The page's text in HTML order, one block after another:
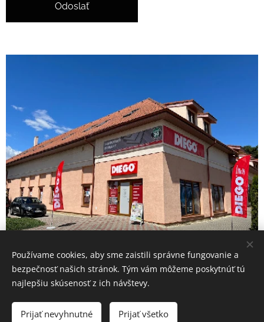
Odoslať
© 2022 Všetky práva vyhradené
Používame cookies, aby sme zaistili správne fungovanie a
bezpečnosť našich stránok. Tým vám môžeme poskytnúť tú
najlepšiu skúsenosť z ich návštevy.
Prijať nevyhnutné Prijať všetko